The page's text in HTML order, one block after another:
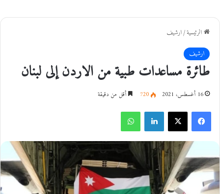
الرئيسية/ارشيف
ارشيف
طائرة مساعدات طبية من الاردن إلى لبنان
16 أغسطس، 2021 720 أقل من دقيقة
فيسبوك